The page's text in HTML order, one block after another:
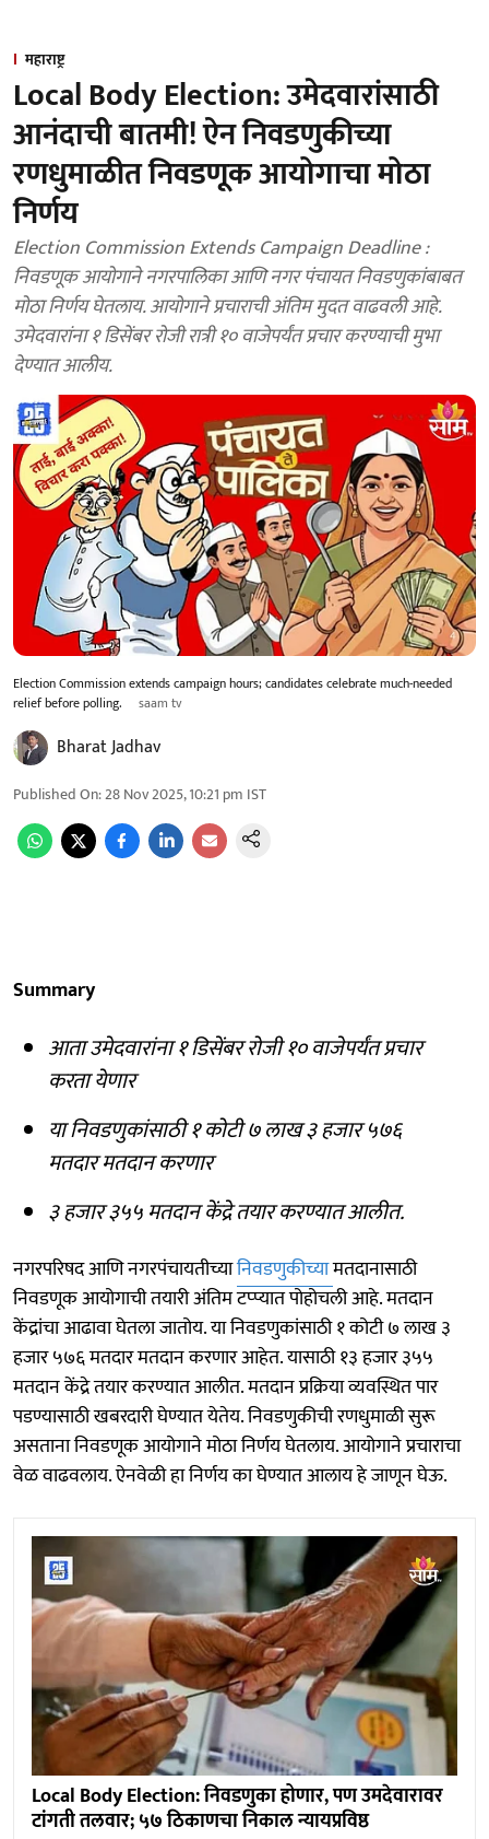
महाराष्ट्र
Local Body Election: उमेदवारांसाठी
आनंदाची बातमी! ऐन निवडणुकीच्या
रणधुमाळीत निवडणूक आयोगाचा मोठा
निर्णय
Election Commission Extends Campaign Deadline :
निवडणूक आयोगाने नगरपालिका आणि नगर पंचायत निवडणुकांबाबत
मोठा निर्णय घेतलाय. आयोगाने प्रचाराची अंतिम मुदत वाढवली आहे.
उमेदवारांना १ डिसेंबर रोजी रात्री १० वाजेपर्यंत प्रचार करण्याची मुभा
देण्यात आलीय.
Election Commission extends campaign hours; candidates celebrate much-needed
relief before polling.
saam tv
Bharat Jadhav
Published On:28 Nov 2025, 10:21 pm IST
Summary
आता उमेदवारांना १ डिसेंबर रोजी १० वाजेपर्यंत प्रचार
करता येणार
या निवडणुकांसाठी १ कोटी ७ लाख ३ हजार ५७६
मतदार मतदान करणार
३ हजार ३५५ मतदान केंद्रे तयार करण्यात आलीत.
नगरपरिषद आणि नगरपंचायतीच्यानिवडणुकीच्यामतदानासाठी
निवडणूक आयोगाची तयारी अंतिम टप्प्यात पोहोचली आहे. मतदान
केंद्रांचा आढावा घेतला जातोय. या निवडणुकांसाठी १ कोटी ७ लाख ३
हजार ५७६ मतदार मतदान करणार आहेत. यासाठी १३ हजार ३५५
मतदान केंद्रे तयार करण्यात आलीत. मतदान प्रक्रिया व्यवस्थित पार
पडण्यासाठी खबरदारी घेण्यात येतेय. निवडणुकीची रणधुमाळी सुरू
असताना निवडणूक आयोगाने मोठा निर्णय घेतलाय. आयोगाने प्रचाराचा
वेळ वाढवलाय. ऐनवेळी हा निर्णय का घेण्यात आलाय हे जाणून घेऊ.
Local Body Election: निवडणुका होणार, पण उमदेवारावर
टांगती तलवार; ५७ ठिकाणचा निकाल न्यायप्रविष्ठ